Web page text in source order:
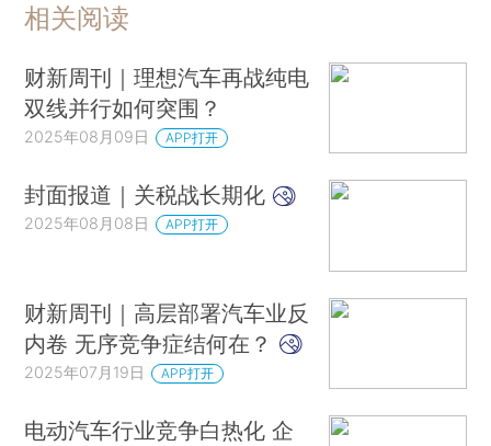
相关阅读
财新周刊｜理想汽车再战纯电
双线并行如何突围？
2025年08月09日 APP打开
封面报道｜关税战长期化
2025年08月08日 APP打开
财新周刊｜高层部署汽车业反
内卷 无序竞争症结何在？
2025年07月19日 APP打开
电动汽车行业竞争白热化 企